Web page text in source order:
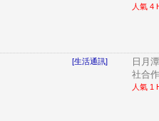
人氣 4
[生活通訊]
日月
社合
人氣 1